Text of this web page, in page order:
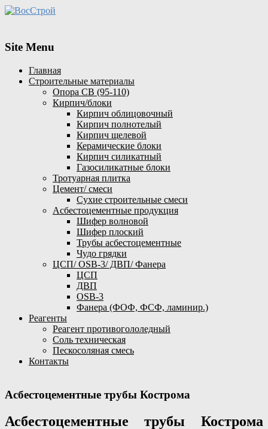
Site Menu
Главная
Строительные материалы
Опора СВ (95-110)
Кирпич/блоки
Кирпич облицовочный
Кирпич полнотелый
Кирпич щелевой
Керамические блоки
Кирпич силикатный
Газосиликатные блоки
Тротуарная плитка
Цемент/ смеси
Сухие строительные смеси
Асбестоцементные продукция
Шифер волновой
Шифер плоский
Трубы асбестоцементные
Чудо грядки
ЦСП/ OSB-3/ ДВП/ Фанера
ЦСП
ДВП
OSB-3
Фанера (ФОФ, ФСФ, ламинир.)
Реагенты
Реагент противогололедный
Соль техническая
Пескосоляная смесь
Контакты
Асбестоцементные трубы Кострома
Асбестоцементные трубы Кострома